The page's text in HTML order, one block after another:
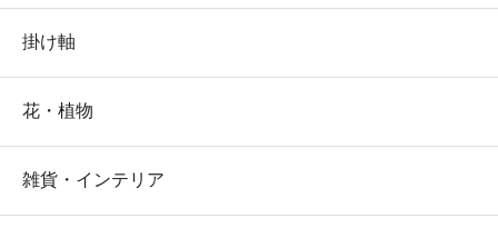
掛け軸
花・植物
雑貨・インテリア